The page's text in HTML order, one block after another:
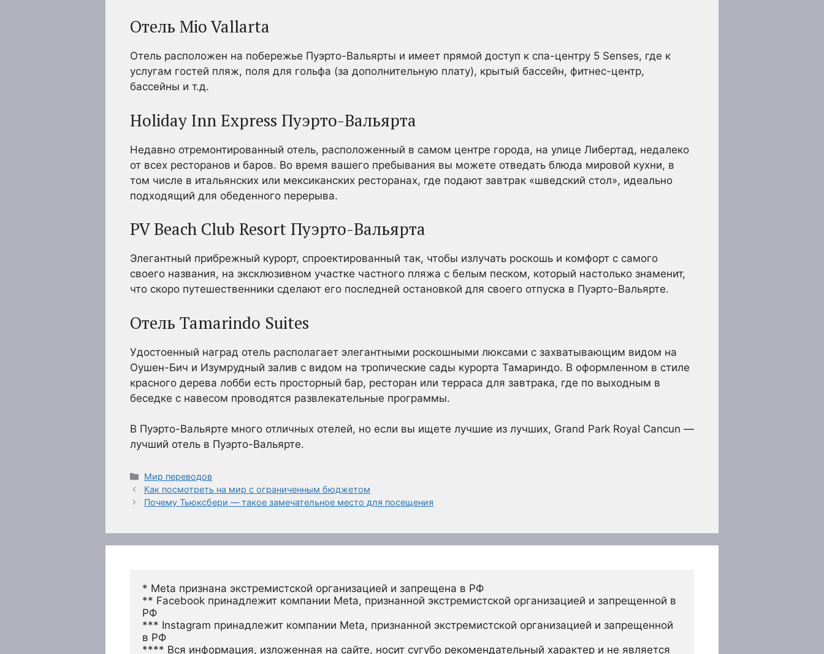
Отель Mio Vallarta
Отель расположен на побережье Пуэрто-Вальярты и имеет прямой доступ к спа-центру 5 Senses, где к
услугам гостей пляж, поля для гольфа (за дополнительную плату), крытый бассейн, фитнес-центр,
бассейны и т.д.
Holiday Inn Express Пуэрто-Вальярта
Недавно отремонтированный отель, расположенный в самом центре города, на улице Либертад, недалеко
от всех ресторанов и баров. Во время вашего пребывания вы можете отведать блюда мировой кухни, в
том числе в итальянских или мексиканских ресторанах, где подают завтрак «шведский стол», идеально
подходящий для обеденного перерыва.
PV Beach Club Resort Пуэрто-Вальярта
Элегантный прибрежный курорт, спроектированный так, чтобы излучать роскошь и комфорт с самого
своего названия, на эксклюзивном участке частного пляжа с белым песком, который настолько знаменит,
что скоро путешественники сделают его последней остановкой для своего отпуска в Пуэрто-Вальярте.
Отель Tamarindo Suites
Удостоенный наград отель располагает элегантными роскошными люксами с захватывающим видом на
Оушен-Бич и Изумрудный залив с видом на тропические сады курорта Тамариндо. В оформленном в стиле
красного дерева лобби есть просторный бар, ресторан или терраса для завтрака, где по выходным в
беседке с навесом проводятся развлекательные программы.
В Пуэрто-Вальярте много отличных отелей, но если вы ищете лучшие из лучших, Grand Park Royal Cancun —
лучший отель в Пуэрто-Вальярте.
Рубрики
Мир переводов
Как посмотреть на мир с ограниченным бюджетом
Почему Тьюксбери — такое замечательное место для посещения
* Meta признана экстремистской организацией и запрещена в РФ
** Facebook принадлежит компании Meta, признанной экстремистской организацией и запрещенной в
РФ
*** Instagram принадлежит компании Meta, признанной экстремистской организацией и запрещенной
в РФ
**** Вся информация, изложенная на сайте, носит сугубо рекомендательный характер и не является